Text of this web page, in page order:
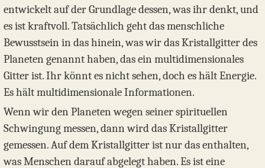
entwickelt auf der Grundlage dessen, was ihr denkt, und
es ist kraftvoll. Tatsächlich geht das menschliche
Bewusstsein in das hinein, was wir das Kristallgitter des
Planeten genannt haben, das ein multidimensionales
Gitter ist. Ihr könnt es nicht sehen, doch es hält Energie.
Es hält multidimensionale Informationen.
Wenn wir den Planeten wegen seiner spirituellen
Schwingung messen, dann wird das Kristallgitter
gemessen. Auf dem Kristallgitter ist nur das enthalten,
was Menschen darauf abgelegt haben. Es ist eine